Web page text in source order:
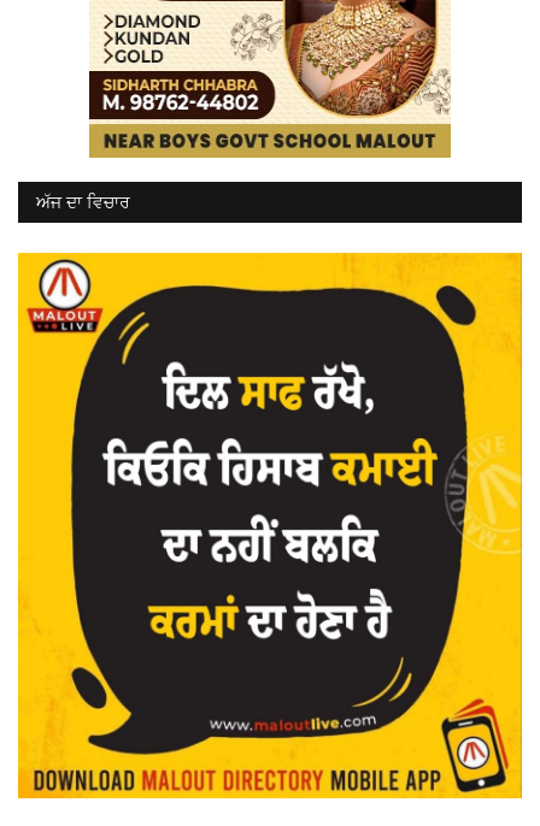
ਅੱਜ ਦਾ ਵਿਚਾਰ